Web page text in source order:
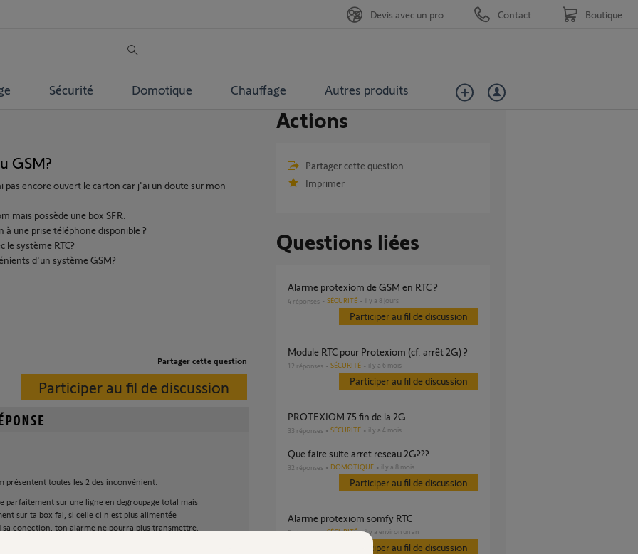
Sécurité Domotique Chauffage Autres produits
Devis avec un pro Contact Boutique
GSM?
pas encore ouvert le carton car j'ai un doute sur mon
mais possède une box SFR.
à une prise téléphone disponible ?
système RTC?
d'un système GSM?
Partager cette question
Participer au fil de discussion
présentent toutes les 2 des inconvénient.
parfaitement sur une ligne en degroupage total mais
sur ta box fai, si celle ci n'est plus alimentée
conection, ton alarme ne pourra plus transmettre.
en branchant tout simplement ta box fai sur un
Actions
Partager cette question
Imprimer
Questions liées
Alarme protexiom de GSM en RTC ?
4 réponses SÉCURITÉ il y a 8 jours
Participer au fil de discussion
Module RTC pour Protexiom (cf. arrêt 2G) ?
12 réponses SÉCURITÉ il y a 6 mois
Participer au fil de discussion
PROTEXIOM 75 fin de la 2G
33 réponses SÉCURITÉ il y a 4 mois
que faire suite arret reseau 2G???
32 réponses DOMOTIQUE il y a 8 mois
Participer au fil de discussion
Alarme protexiom somfy RTC
5réponses SÉCURITÉ il y a environ un an
Participer au fil de discussion